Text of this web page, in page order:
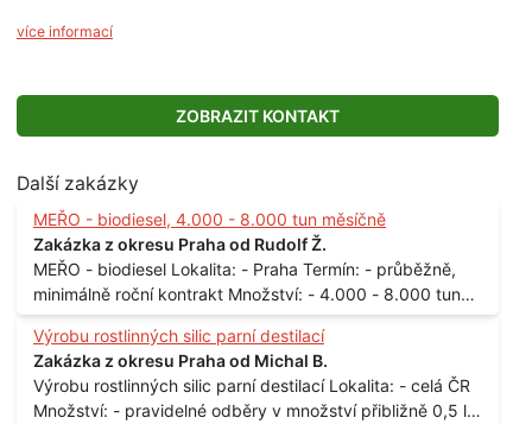
více informací
ZOBRAZIT KONTAKT
Další zakázky
MEŘO - biodiesel, 4.000 - 8.000 tun měsíčně
Zakázka z okresu Praha od Rudolf Ž.
MEŘO - biodiesel Lokalita: - Praha Termín: - průběžně,
minimálně roční kontrakt Množství: - 4.000 - 8.000 tun
měsíčně
Výrobu rostlinných silic parní destilací
Zakázka z okresu Praha od Michal B.
Výrobu rostlinných silic parní destilací Lokalita: - celá ČR
Množství: - pravidelné odběry v množství přibližně 0,5 l